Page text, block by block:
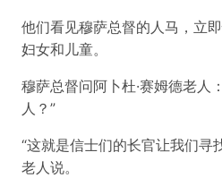
他们看见穆萨总督的人马，立
妇女和儿童。
穆萨总督问阿卜杜·赛姆德老人
人？”
“这就是信士们的长官让我们寻
老人说。